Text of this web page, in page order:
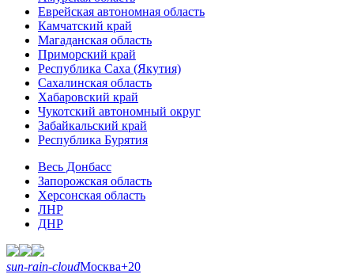
Еврейская автономная область
Камчатский край
Магаданская область
Приморский край
Республика Саха (Якутия)
Сахалинская область
Хабаровский край
Чукотский автономный округ
Забайкальский край
Республика Бурятия
Весь Донбасс
Запорожская область
Херсонская область
ЛНР
ДНР
sun-rain-cloudМосква+20